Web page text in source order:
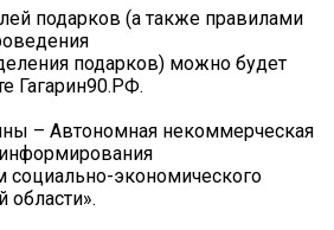
подарков (а также правилами
подарков) можно будет
Гагарин90.РФ.
– Автономная некоммерческая
социально-экономического
области».